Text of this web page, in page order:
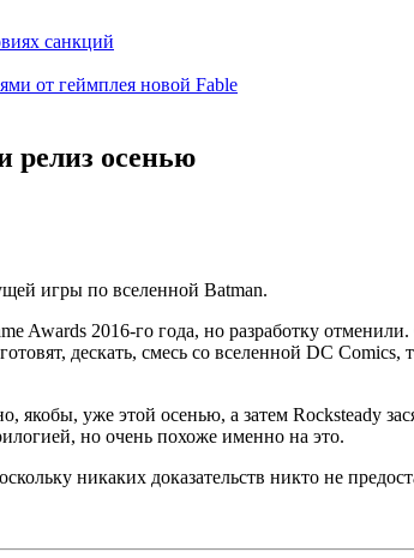
санкций
от геймплея новой Fable
релиз осенью
игры по вселенной Batman.
Awards 2016-го года, но разработку
дескать, смесь со вселенной DC Comics,
уже этой осенью, а затем Rocksteady
но очень похоже именно на это.
никаких доказательств никто не